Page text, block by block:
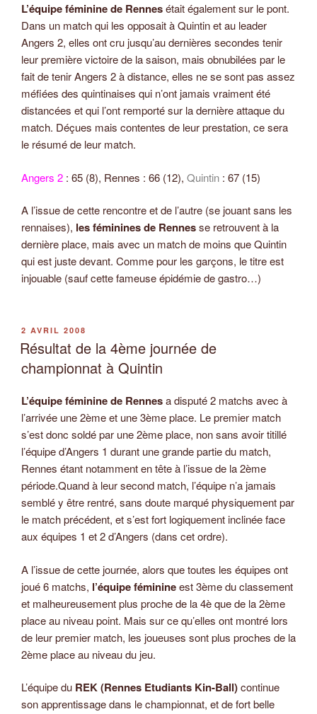
L’équipe féminine de Rennesétait également sur le pont.
Dans un match qui les opposait à Quintin et au leader
Angers 2, elles ont cru jusqu’au dernières secondes tenir
leur première victoire de la saison, mais obnubilées par le
fait de tenir Angers 2 à distance, elles ne se sont pas assez
méfiées des quintinaises qui n’ont jamais vraiment été
distancées et qui l’ont remporté sur la dernière attaque du
match. Déçues mais contentes de leur prestation, ce sera
le résumé de leur match.
Angers 2 : 65 (8), Rennes : 66 (12), Quintin : 67 (15)
A l’issue de cette rencontre et de l’autre (se jouant sans les
rennaises), les féminines de Rennesse retrouvent à la
dernière place, mais avec un match de moins que Quintin
qui est juste devant. Comme pour les garçons, le titre est
injouable (sauf cette fameuse épidémie de gastro…)
PUBLIÉ
LE
2 AVRIL 2008
Résultat de la 4ème journée de
championnat à Quintin
L’équipe féminine de Rennesa disputé 2 matchs avec à
l’arrivée une 2ème et une 3ème place. Le premier match
s’est donc soldé par une 2ème place, non sans avoir titillé
l’équipe d’Angers 1 durant une grande partie du match,
Rennes étant notamment en tête à l’issue de la 2ème
période.Quand à leur second match, l’équipe n’a jamais
semblé y être rentré, sans doute marqué physiquement par
le match précédent, et s’est fort logiquement inclinée face
aux équipes 1 et 2 d’Angers (dans cet ordre).
A l’issue de cette journée, alors que toutes les équipes ont
joué 6 matchs, l’équipe féminineest 3ème du classement
et malheureusement plus proche de la 4è que de la 2ème
place au niveau point. Mais sur ce qu’elles ont montré lors
de leur premier match, les joueuses sont plus proches de la
2ème place au niveau du jeu.
L’équipe du REK (Rennes Etudiants Kin-Ball)continue
son apprentissage dans le championnat, et de fort belle